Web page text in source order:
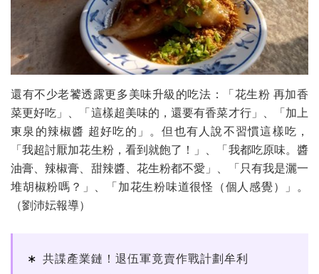
還有不少老饕透露更多美味升級的吃法：「花生粉 再加香
菜更好吃」、「這樣超美味的，還要有香菜才行」、「加上
東泉的辣椒醬 超好吃的」。但也有人說不習慣這樣吃，
「我超討厭加花生粉，看到就飽了！」、「我都吃原味。醬
油膏、辣椒膏、甜辣醬、花生粉都不愛」、「只有我是灑一
堆胡椒粉嗎？」、「加花生粉味道很怪（個人感覺）」。
（劉沛妘報導）
共諜產業鏈！退伍軍竟賣作戰計劃牟利